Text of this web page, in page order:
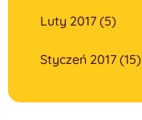
Luty 2017 (5)
Styczeń 2017 (15)